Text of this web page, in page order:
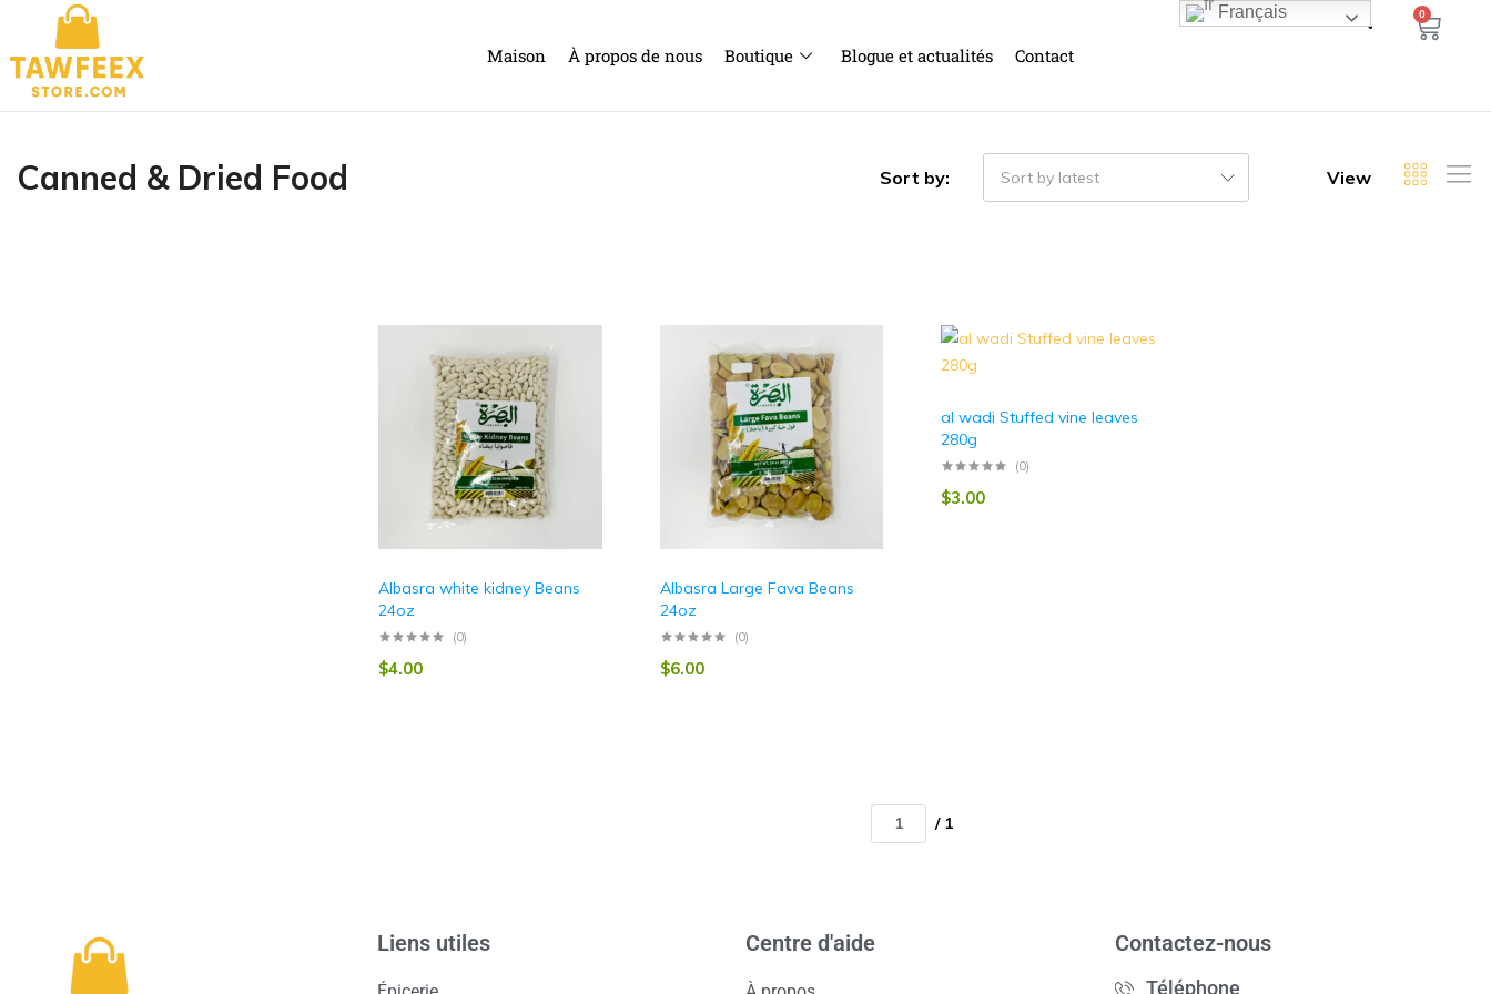
Maison À propos de nous Boutique Blogue et actualités Contact
0
Canned & Dried Food Sort by: Sort by latest View
Albasra white kidney Beans
24oz
(0)
$4.00
Albasra Large Fava Beans
24oz
(0)
$6.00
al wadi Stuffed vine leaves
280g
(0)
$3.00
/ 1
Liens utiles Centre d'aide Contactez-nous
Téléphone
Français